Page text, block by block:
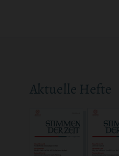
Aktuelle Hefte